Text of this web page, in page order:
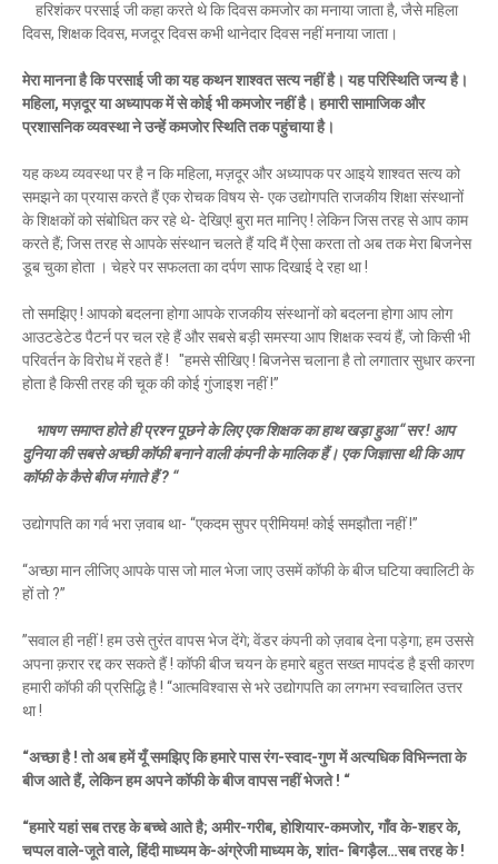
हरिशंकर परसाई जी कहा करते थे कि दिवस कमजोर का मनाया जाता है, जैसे महिला
दिवस, शिक्षक दिवस, मजदूर दिवस कभी थानेदार दिवस नहीं मनाया जाता।
मेरा मानना है कि परसाई जी का यह कथन शाश्वत सत्य नहीं है। यह परिस्थिति जन्य है।
महिला, मज़दूर या अध्यापक में से कोई भी कमजोर नहीं है। हमारी सामाजिक और
प्रशासनिक व्यवस्था ने उन्हें कमजोर स्थिति तक पहुंचाया है।
यह कथ्य व्यवस्था पर है न कि महिला, मज़दूर और अध्यापक पर आइये शाश्वत सत्य को
समझने का प्रयास करते हैं एक रोचक विषय से- एक उद्योगपति राजकीय शिक्षा संस्थानों
के शिक्षकों को संबोधित कर रहे थे- देखिए! बुरा मत मानिए ! लेकिन जिस तरह से आप काम
करते हैं; जिस तरह से आपके संस्थान चलते हैं यदि मैं ऐसा करता तो अब तक मेरा बिजनेस
डूब चुका होता । चेहरे पर सफलता का दर्पण साफ दिखाई दे रहा था !
तो समझिए ! आपको बदलना होगा आपके राजकीय संस्थानों को बदलना होगा आप लोग
आउटडेटेड पैटर्न पर चल रहे हैं और सबसे बड़ी समस्या आप शिक्षक स्वयं हैं, जो किसी भी
परिवर्तन के विरोध में रहते हैं ! "हमसे सीखिए ! बिजनेस चलाना है तो लगातार सुधार करना
होता है किसी तरह की चूक की कोई गुंजाइश नहीं !”
भाषण समाप्त होते ही प्रश्न पूछने के लिए एक शिक्षक का हाथ खड़ा हुआ “सर ! आप
दुनिया की सबसे अच्छी कॉफी बनाने वाली कंपनी के मालिक हैं। एक जिज्ञासा थी कि आप
कॉफी के कैसे बीज मंगाते हैं ? “
उद्योगपति का गर्व भरा ज़वाब था- “एकदम सुपर प्रीमियम! कोई समझौता नहीं !”
“अच्छा मान लीजिए आपके पास जो माल भेजा जाए उसमें कॉफी के बीज घटिया क्वालिटी के
हों तो ?”
”सवाल ही नहीं ! हम उसे तुरंत वापस भेज देंगे; वेंडर कंपनी को ज़वाब देना पड़ेगा; हम उससे
अपना क़रार रद्द कर सकते हैं ! कॉफी बीज चयन के हमारे बहुत सख्त मापदंड है इसी कारण
हमारी कॉफी की प्रसिद्धि है ! “आत्मविश्वास से भरे उद्योगपति का लगभग स्वचालित उत्तर
था !
“अच्छा है ! तो अब हमें यूँ समझिए कि हमारे पास रंग-स्वाद-गुण में अत्यधिक विभिन्नता के
बीज आते हैं, लेकिन हम अपने कॉफी के बीज वापस नहीं भेजते ! “
“हमारे यहां सब तरह के बच्चे आते है; अमीर-गरीब, होशियार-कमजोर, गाँव के-शहर के,
चप्पल वाले-जूते वाले, हिंदी माध्यम के-अंग्रेजी माध्यम के, शांत- बिगड़ैल…सब तरह के !